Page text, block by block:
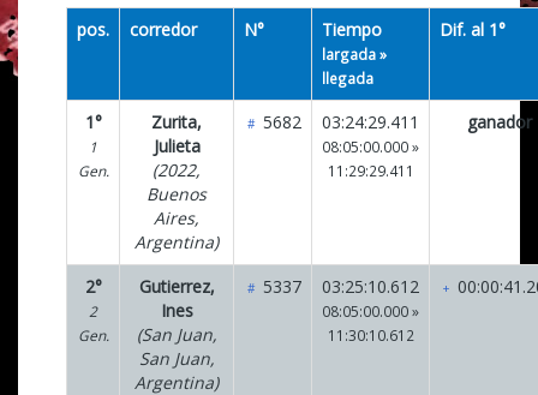
pos. corredor N° Tiempo
largada »
llegada
Dif. al 1°
1°
1
Gen.
Zurita,
Julieta
(2022,
Buenos
Aires,
Argentina)
# 5682 03:24:29.411
08:05:00.000 »
11:29:29.411
ganador
2°
2
Gen.
Gutierrez,
Ines
(San Juan,
San Juan,
Argentina)
# 5337 03:25:10.612
08:05:00.000 »
11:30:10.612
+